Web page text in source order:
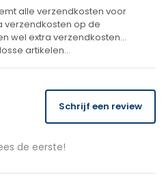
alle verzendkosten voor
verzendkosten op de
wel extra verzendkosten
artikelen…
Schrijf een review
de eerste!